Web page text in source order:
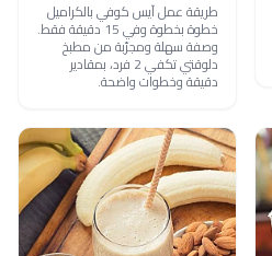
طريقة عمل آيس كوفي بالكراميل
خطوة بخطوة وفي 15 دقيقة فقط.
وصفة سهلة ومجرّبة من مطبخ
دلوقتي تكفي 2 فرد، بمقادير
دقيقة وخطوات واضحة.